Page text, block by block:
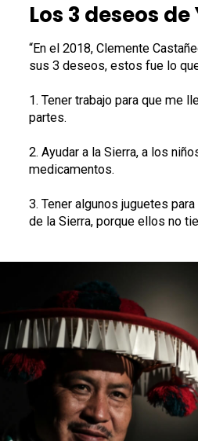
Los 3 deseos
“En el 2018, Clemente
sus 3 deseos, estos fue lo
1. Tener trabajo para que me
partes.
2. Ayudar a la Sierra, a los
medicamentos.
3. Tener algunos juguetes
de la Sierra, porque ellos no